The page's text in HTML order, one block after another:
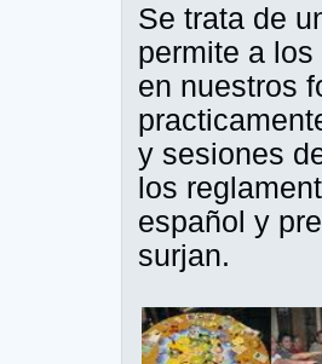
Se trata de
permite a
en nuestros
y sesiones
los
español y
surjan.